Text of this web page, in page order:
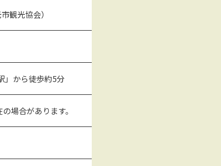
観光協会）
」から徒歩約5分
場合があります。